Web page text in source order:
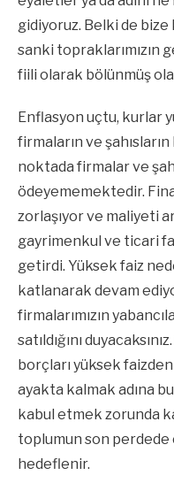
gidiyoruz. Belki de
sanki topraklarımızın
fiili olarak bölünmüş
Enflasyon uçtu, kurlar
firmaların ve
noktada firmalar ve
ödeyememektedir.
zorlaşıyor ve maliyeti
gayrimenkul ve ticari
getirdi. Yüksek faiz
katlanarak devam
firmalarımızın
satıldığını
borçları yüksek
ayakta kalmak adına
kabul etmek zorunda
toplumun son perdede
hedeflenir.